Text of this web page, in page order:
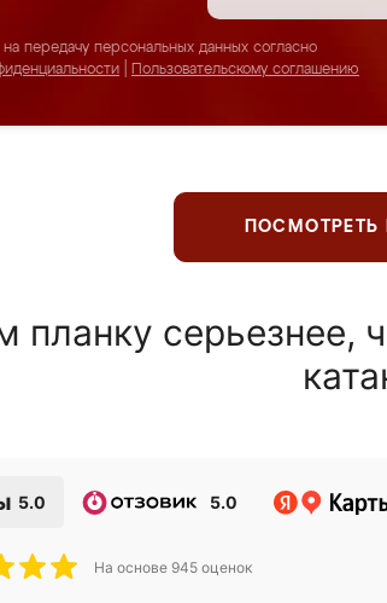
передачу персональных данных согласно
Пользовательскому соглашению
ПОСМОТРЕТЬ
планку серьезнее,
5.0 5.0
На основе 945 оценок